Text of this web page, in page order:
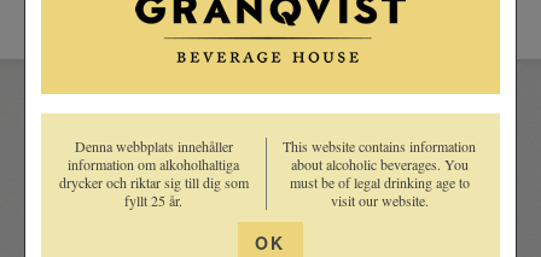
HEM
LEVERANTÖRER
CLUB
MAGASINET VINFO
INSPIRATION
Recept
Lär känna våra drycker
Denna webbplats innehåller
information om alkoholhaltiga
drycker och riktar sig till dig som
fyllt 25 år.
This website contains information
about alcoholic beverages. You
must be of legal drinking age to
visit our website.
OK